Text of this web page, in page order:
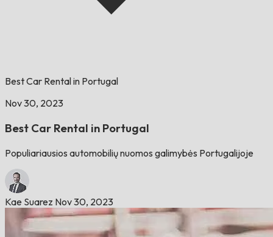
Best Car Rental in Portugal
Nov 30, 2023
Best Car Rental in Portugal
Populiariausios automobilių nuomos galimybės Portugalijoje
Kae Suarez Nov 30, 2023